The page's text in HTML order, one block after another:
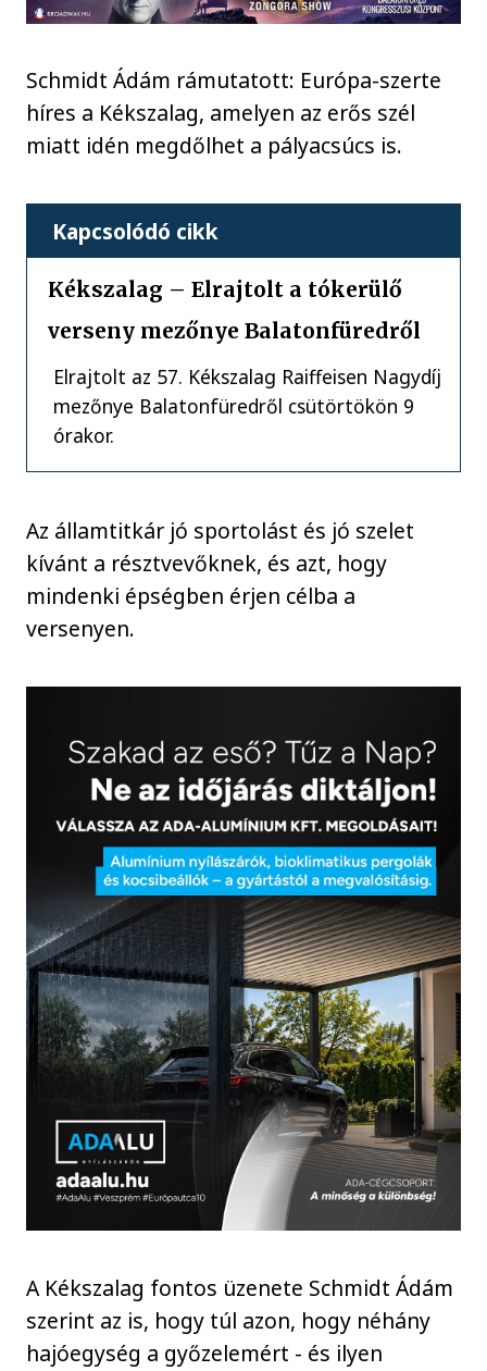
Schmidt Ádám rámutatott: Európa-szerte
híres a Kékszalag, amelyen az erős szél
miatt idén megdőlhet a pályacsúcs is.
Kapcsolódó cikk
Kékszalag – Elrajtolt a tókerülő
verseny mezőnye Balatonfüredről
Elrajtolt az 57. Kékszalag Raiffeisen Nagydíj
mezőnye Balatonfüredről csütörtökön 9
órakor.
Az államtitkár jó sportolást és jó szelet
kívánt a résztvevőknek, és azt, hogy
mindenki épségben érjen célba a
versenyen.
A Kékszalag fontos üzenete Schmidt Ádám
szerint az is, hogy túl azon, hogy néhány
hajóegység a győzelemért - és ilyen